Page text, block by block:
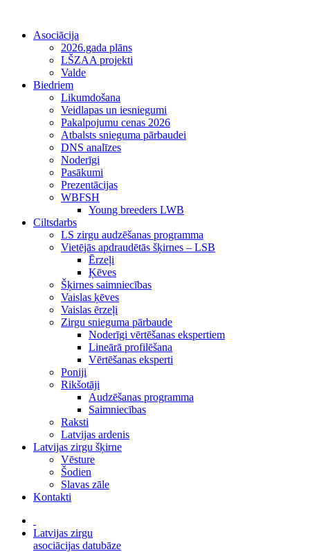
Asociācija
2026.gada plāns
LŠZAA projekti
Valde
Biedriem
Likumdošana
Veidlapas un iesniegumi
Pakalpojumu cenas 2026
Atbalsts snieguma pārbaudei
DNS analīzes
Noderīgi
Pasākumi
Prezentācijas
WBFSH
Young breeders LWB
Ciltsdarbs
LS zirgu audzēšanas programma
Vietējās apdraudētās šķirnes – LSB
Ērzeļi
Ķēves
Šķirnes saimniecības
Vaislas ķēves
Vaislas ērzeļi
Zirgu snieguma pārbaude
Noderīgi vērtēšanas ekspertiem
Lineārā profilēšana
Vērtēšanas eksperti
Poniji
Rikšotāji
Audzēšanas programma
Saimniecības
Raksti
Latvijas ardenis
Latvijas zirgu šķirne
Vēsture
Šodien
Slavas zāle
Kontakti
Latvijas zirgu
asociācijas datubāze